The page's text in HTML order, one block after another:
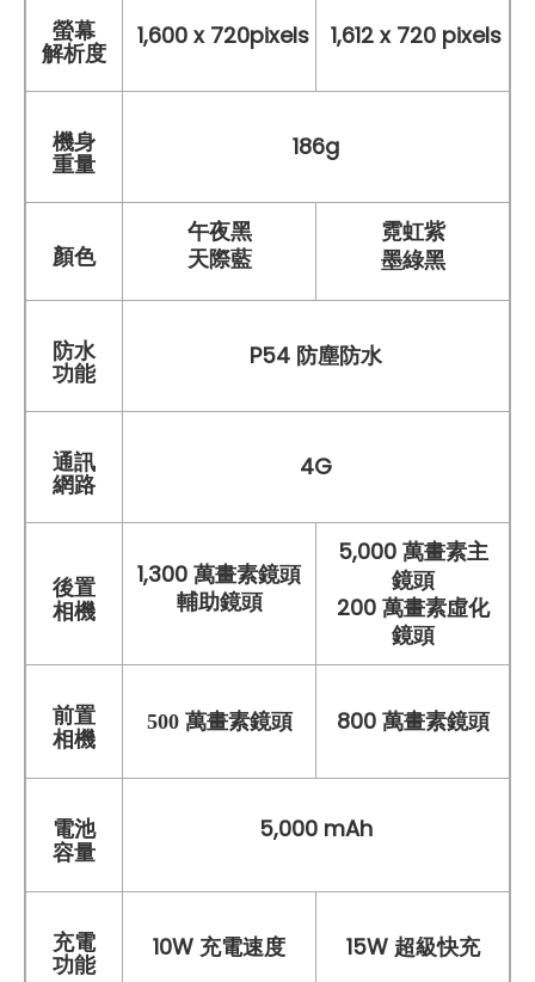
螢幕
解析度
1,600 x 720pixels 1,612 x 720 pixels
機身
重量
186g
顏色
午夜黑
天際藍
霓虹紫
墨綠黑
防水
功能
P54 防塵防水
通訊
網路
4G
後置
相機
1,300 萬畫素鏡頭
輔助鏡頭
5,000 萬畫素主
鏡頭
200 萬畫素虛化
鏡頭
前置
相機
500 萬畫素鏡頭 800 萬畫素鏡頭
電池
容量
5,000 mAh
充電
功能
10W 充電速度 15W 超級快充